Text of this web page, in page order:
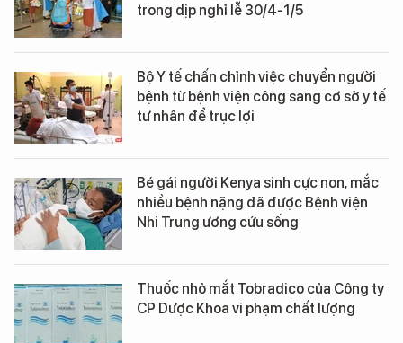
trong dịp nghỉ lễ 30/4-1/5
Bộ Y tế chấn chỉnh việc chuyển người
bệnh từ bệnh viện công sang cơ sở y tế
tư nhân để trục lợi
Bé gái người Kenya sinh cực non, mắc
nhiều bệnh nặng đã được Bệnh viện
Nhi Trung ương cứu sống
Thuốc nhỏ mắt Tobradico của Công ty
CP Dược Khoa vi phạm chất lượng